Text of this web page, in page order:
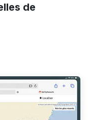
de